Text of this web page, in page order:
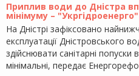
Приплив води до Дністра
мінімуму – "Укргідроенерго"
На Дністрі зафіксовано
експлуатації Дністровського
здійснювати санітарні
мінімальні, передає